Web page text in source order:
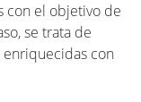
con el objetivo de
se trata de
con